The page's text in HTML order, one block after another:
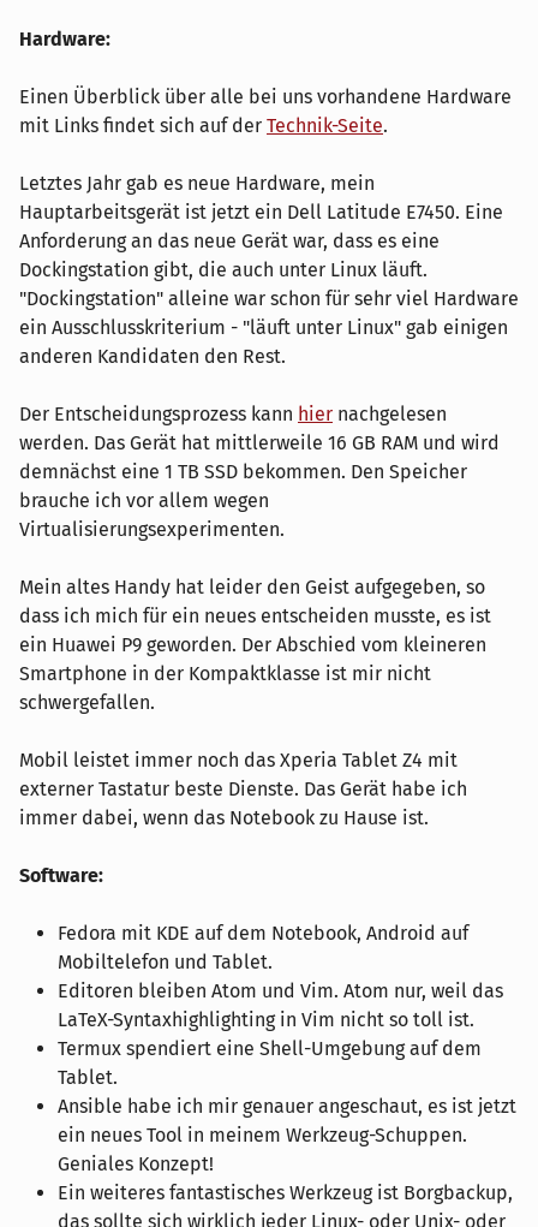
Hardware:
Einen Überblick über alle bei uns vorhandene Hardware
mit Links findet sich auf der Technik-Seite.
Letztes Jahr gab es neue Hardware, mein
Hauptarbeitsgerät ist jetzt ein Dell Latitude E7450. Eine
Anforderung an das neue Gerät war, dass es eine
Dockingstation gibt, die auch unter Linux läuft.
"Dockingstation" alleine war schon für sehr viel Hardware
ein Ausschlusskriterium - "läuft unter Linux" gab einigen
anderen Kandidaten den Rest.
Der Entscheidungsprozess kann hier nachgelesen
werden. Das Gerät hat mittlerweile 16 GB RAM und wird
demnächst eine 1 TB SSD bekommen. Den Speicher
brauche ich vor allem wegen
Virtualisierungsexperimenten.
Mein altes Handy hat leider den Geist aufgegeben, so
dass ich mich für ein neues entscheiden musste, es ist
ein Huawei P9 geworden. Der Abschied vom kleineren
Smartphone in der Kompaktklasse ist mir nicht
schwergefallen.
Mobil leistet immer noch das Xperia Tablet Z4 mit
externer Tastatur beste Dienste. Das Gerät habe ich
immer dabei, wenn das Notebook zu Hause ist.
Software:
Fedora mit KDE auf dem Notebook, Android auf
Mobiltelefon und Tablet.
Editoren bleiben Atom und Vim. Atom nur, weil das
LaTeX-Syntaxhighlighting in Vim nicht so toll ist.
Termux spendiert eine Shell-Umgebung auf dem
Tablet.
Ansible habe ich mir genauer angeschaut, es ist jetzt
ein neues Tool in meinem Werkzeug-Schuppen.
Geniales Konzept!
Ein weiteres fantastisches Werkzeug ist Borgbackup,
das sollte sich wirklich jeder Linux- oder Unix- oder